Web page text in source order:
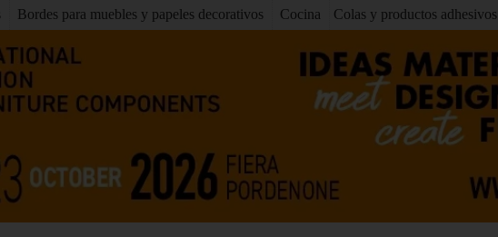
Bordes para muebles y papeles decorativos Cocina Colas y productos